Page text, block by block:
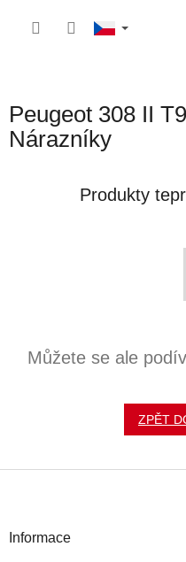
Peugeot 308 II
Nárazníky
Produkty
Můžete se ale
ZPĚT
Informace